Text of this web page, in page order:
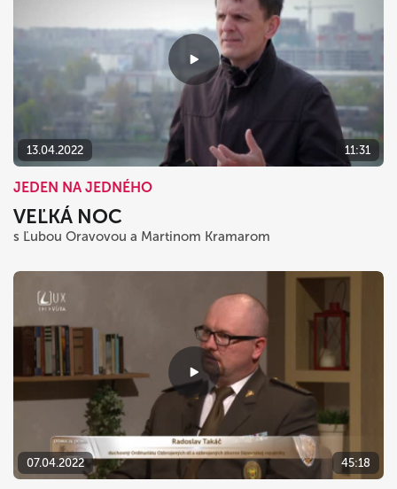
13.04.2022 11:31
JEDEN NA JEDNÉHO
VEĽKÁ NOC
s Ľubou Oravovou a Martinom Kramarom
07.04.2022 45:18